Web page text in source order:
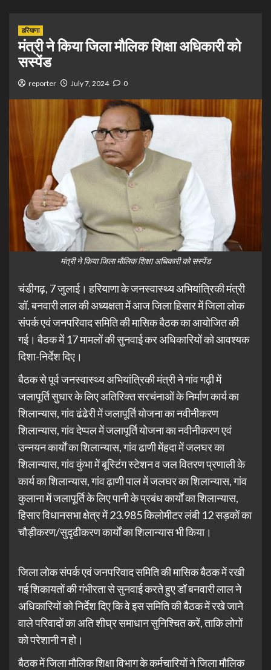
हरियाणा
मंत्री ने किया जिला मौलिक शिक्षा अधिकारी को
सस्पेंड
reporter July 7, 2024 0
मंत्री ने किया जिला मौलिक शिक्षा अधिकारी को सस्पेंड
चंडीगढ़, 7 जुलाई। हरियाणा के जनस्वास्थ्य अभियांत्रिकी मंत्री
डॉ. बनवारी लाल की अध्यक्षता में आज जिला हिसार में जिला लोक
संपर्क एवं जनपरिवाद समिति की मासिक बैठक का आयोजित की
गई। बैठक में 17 मामलों की सुनवाई कर अधिकारियों को आवश्यक
दिशा-निर्देश दिए।
बैठक से पूर्व जनस्वास्थ्य अभियांत्रिकी मंत्री ने गांव गढ़ी में
जलापूर्ति सुधार के लिए अतिरिक्त सरचंनाओं के निर्माण कार्य का
शिलान्यास, गांव ढंढेरी में जलापूर्ति योजना का नवीनीकरण
शिलान्यास, गांव देप्पल में जलापूर्ति योजना का नवीनीकरण एवं
उन्नयन कार्यों का शिलान्यास, गांव ढाणी मेंहदा में जलघर का
शिलान्यास, गांव कुंभा में बूस्टिंग स्टेशन व जल वितरण प्रणाली के
कार्य का शिलान्यास, गांव ढ़ाणी पाल में जलघर का शिलान्यास, गांव
कुलाना में जलापूर्ति के लिए पानी के प्रबंध कार्यों का शिलान्यास,
हिसार विधानसभा क्षेत्र में 23.985 किलोमीटर लंबी 12 सड़कों का
चौड़ीकरण/सुदृढीकरण कार्यों का शिलान्यास भी किया।
जिला लोक संपर्क एवं जनपरिवाद समिति की मासिक बैठक में रखी
गई शिकायतों की गंभीरता से सुनवाई करते हुए डॉ बनवारी लाल ने
अधिकारियों को निर्देश दिए कि वे इस समिति की बैठक में रखे जाने
वाले परिवादों का अति शीघ्र समाधान सुनिश्चित करें, ताकि लोगों
को परेशानी न हो।
बैठक में जिला मौलिक शिक्षा विभाग के कर्मचारियों ने जिला मौलिक